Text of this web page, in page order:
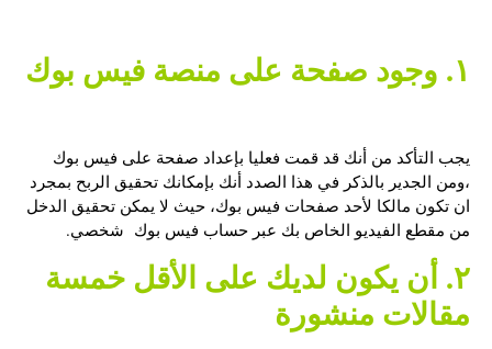
يجب التأكد من أنك قد قمت فعليا بإعداد صفحة على فيس بوك
،ومن الجدير بالذكر في هذا الصدد أنك بإمكانك تحقيق الربح بمجرد
ان تكون مالكا لأحد صفحات فيس بوك، حيث لا يمكن تحقيق الدخل
من مقطع الفيديو الخاص بك عبر حساب فيس بوك شخصي.
٢. أن يكون لديك على الأقل خمسة
مقالات منشورة